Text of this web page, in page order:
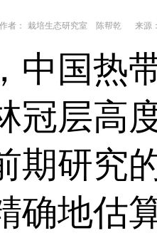
者： 栽培生态研究室 陈帮乾 来源
国热带
冠层高
期研究
确地估